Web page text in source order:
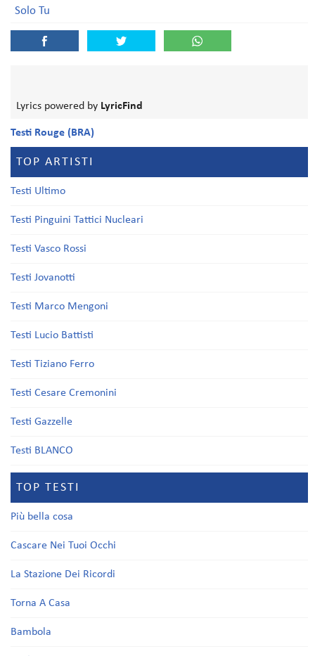
Solo Tu
Lyrics powered by LyricFind
Testi Rouge (BRA)
TOP ARTISTI
Testi Ultimo
Testi Pinguini Tattici Nucleari
Testi Vasco Rossi
Testi Jovanotti
Testi Marco Mengoni
Testi Lucio Battisti
Testi Tiziano Ferro
Testi Cesare Cremonini
Testi Gazzelle
Testi BLANCO
TOP TESTI
Più bella cosa
Cascare Nei Tuoi Occhi
La Stazione Dei Ricordi
Torna A Casa
Bambola